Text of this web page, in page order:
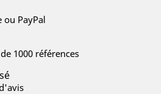
ou PayPal
1000 références